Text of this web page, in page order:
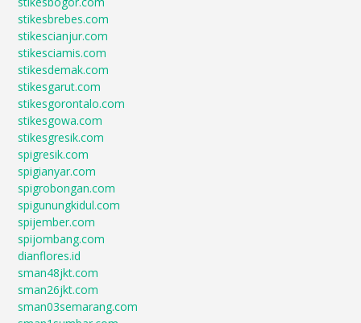
stikesbrebes.com
stikescianjur.com
stikesciamis.com
stikesdemak.com
stikesgarut.com
stikesgorontalo.com
stikesgowa.com
stikesgresik.com
spigresik.com
spigianyar.com
spigrobongan.com
spigunungkidul.com
spijember.com
spijombang.com
dianflores.id
sman48jkt.com
sman26jkt.com
sman03semarang.com